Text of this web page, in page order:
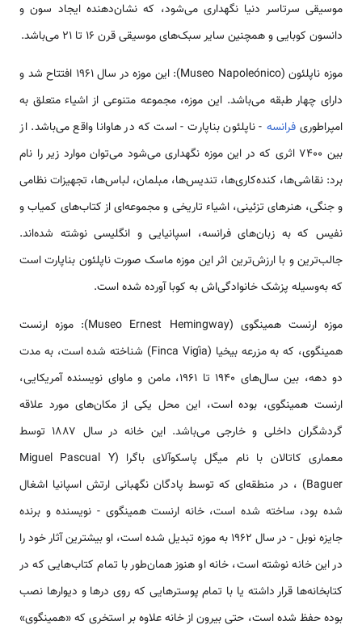
موسیقی سرتاسر دنیا نگهداری می‌شود، که نشان‌دهنده ایجاد سون و
دانسون کوبایی و همچنین سایر سبک‌های موسیقی قرن ۱۶ تا ۲۱ می‌باشد.
موزه ناپلئون (Museo Napoleónico): این موزه در سال ۱۹۶۱ افتتاح شد و
دارای چهار طبقه می‌باشد. این موزه، مجموعه متنوعی از اشیاء متعلق به
امپراطوریفرانسه - ناپلئون بناپارت - است که در هاوانا واقع می‌باشد. از
بین ۷۴۰۰ اثری که در این موزه نگهداری می‌شود می‌توان موارد زیر را نام
برد: نقاشی‌ها، کنده‌کاری‌ها، تندیس‌ها، مبلمان، لباس‌ها، تجهیزات نظامی
و جنگی، هنرهای تزئینی، اشیاء تاریخی و مجموعه‌ای از کتاب‌های کمیاب و
نفیس که به زبان‌های فرانسه، اسپانیایی و انگلیسی نوشته شده‌اند.
جالب‌ترین و با ارزش‌ترین اثر این موزه ماسک صورت ناپلئون بناپارت است
که به‌وسیله پزشک خانوادگی‌اش به کوبا آورده شده است.
موزه ارنست همینگوی (Museo Ernest Hemingway): موزه ارنست
همینگوی، که به مزرعه بیخیا (Finca Vigía) شناخته شده است، به مدت
دو دهه، بین سال‌های ۱۹۴۰ تا ۱۹۶۱، مامن و ماوای نویسنده آمریکایی،
ارنست همینگوی، بوده است، این محل یکی از مکان‌های مورد علاقه
گردشگران داخلی و خارجی می‌باشد. این خانه در سال ۱۸۸۷ توسط
معماری کاتالان با نام میگل پاسکوآلای باگرا (Miguel Pascual Y
Baguer) ، در منطقه‌ای که توسط پادگان نگهبانی ارتش اسپانیا اشغال
شده بود، ساخته شده است، خانه ارنست همینگوی - نویسنده و برنده
جایزه نوبل - در سال ۱۹۶۲ به موزه تبدیل شده است، او بیشترین آثار خود را
در این خانه نوشته است، خانه او هنوز همان‌طور با تمام کتاب‌هایی که در
کتابخانه‌ها قرار داشته یا با تمام پوسترهایی که روی درها و دیوارها نصب
بوده حفظ شده است، حتی بیرون از خانه علاوه بر استخری که «همینگوی»